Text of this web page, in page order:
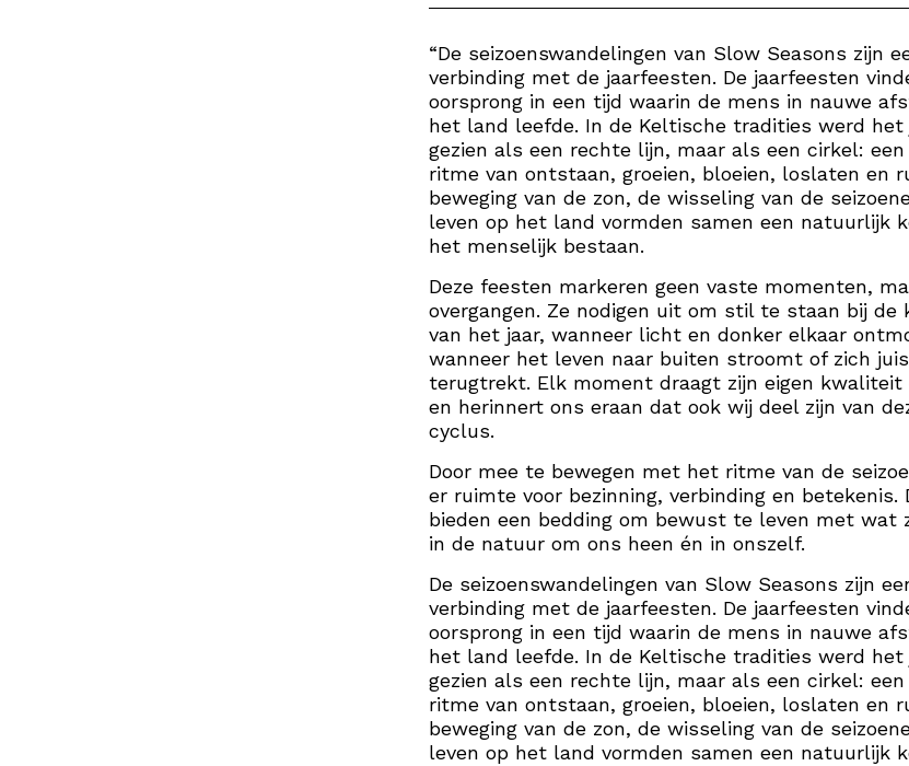
“De seizoenswandelingen van Slow Seasons zijn
verbinding met de jaarfeesten. De jaarfeesten
oorsprong in een tijd waarin de mens in nauwe
het land leefde. In de Keltische tradities werd het
gezien als een rechte lijn, maar als een cirkel:
ritme van ontstaan, groeien, bloeien, loslaten en
beweging van de zon, de wisseling van de
leven op het land vormden samen een natuurlijk
het menselijk bestaan.
Deze feesten markeren geen vaste momenten,
overgangen. Ze nodigen uit om stil te staan bij de
van het jaar, wanneer licht en donker elkaar
wanneer het leven naar buiten stroomt of zich
terugtrekt. Elk moment draagt zijn eigen kwaliteit
en herinnert ons eraan dat ook wij deel zijn van
cyclus.
Door mee te bewegen met het ritme van de
er ruimte voor bezinning, verbinding en betekenis.
bieden een bedding om bewust te leven met wat
in de natuur om ons heen én in onszelf.
De seizoenswandelingen van Slow Seasons zijn
verbinding met de jaarfeesten. De jaarfeesten
oorsprong in een tijd waarin de mens in nauwe
het land leefde. In de Keltische tradities werd het
gezien als een rechte lijn, maar als een cirkel:
ritme van ontstaan, groeien, bloeien, loslaten en
beweging van de zon, de wisseling van de
leven op het land vormden samen een natuurlijk